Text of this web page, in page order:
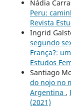
Nádia
Peru:
Revista
Ingrid
segundo
França?:
Estudos
Santiago
do nojo no
Argentina ,
(2021)